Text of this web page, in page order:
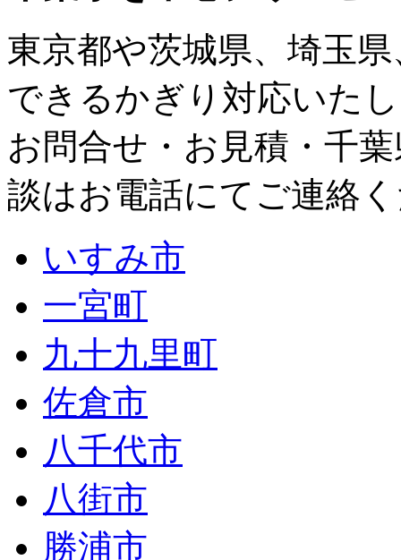
東京都や茨城県、 埼玉県
できるかぎり対応いた
お問合せ・お見積・千
談はお電話にてご連絡
いすみ市
一宮町
九十九里町
佐倉市
八千代市
八街市
勝浦市